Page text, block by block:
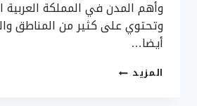
وأهم المدن في المملكة العربية
وتحتوي على كثير من المناطق
أيضا…
المزيد مهندس